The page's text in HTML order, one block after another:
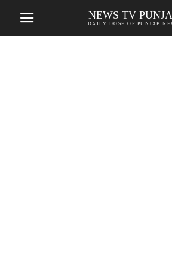
NEWS TV
DAILY DOSE OF PUNJAB